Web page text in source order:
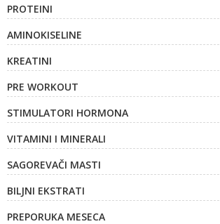
PROTEINI
AMINOKISELINE
KREATINI
PRE WORKOUT
STIMULATORI HORMONA
VITAMINI I MINERALI
SAGOREVAČI MASTI
BILJNI EKSTRATI
PREPORUKA MESECA